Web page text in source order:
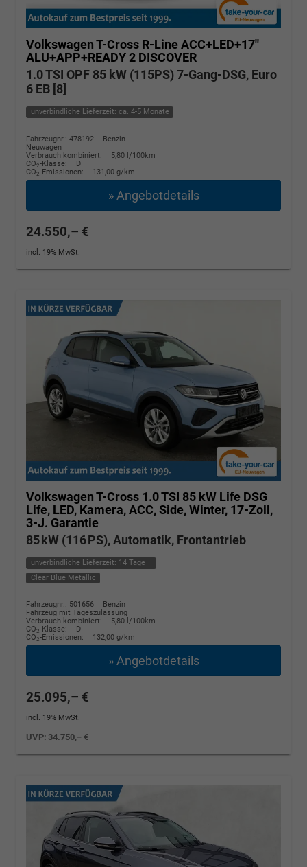
Volkswagen T-Cross R-Line ACC+LED+17''
ALU+APP+READY 2 DISCOVER
1.0 TSI OPF 85 kW (115PS) 7-Gang-DSG, Euro
6 EB [8]
unverbindliche Lieferzeit: ca. 4-5 Monate
Fahrzeugnr.: 478192
Benzin
Neuwagen
Verbrauch kombiniert:
5,80 l/100km
CO2-Klasse:
D
CO2-Emissionen: 131,00 g/km
» Angebotdetails
24.550,– €
incl. 19% MwSt.
Volkswagen T-Cross 1.0 TSI 85 kW Life DSG
Life, LED, Kamera, ACC, Side, Winter, 17-Zoll,
3-J. Garantie
85 kW (116 PS), Automatik, Frontantrieb
unverbindliche Lieferzeit: 14 Tage
Clear Blue Metallic
Fahrzeugnr.: 501656
Benzin
Fahrzeug mit Tageszulassung
Verbrauch kombiniert:
5,80 l/100km
CO2-Klasse:
D
CO2-Emissionen: 132,00 g/km
» Angebotdetails
25.095,– €
incl. 19% MwSt.
UVP: 34.750,– €